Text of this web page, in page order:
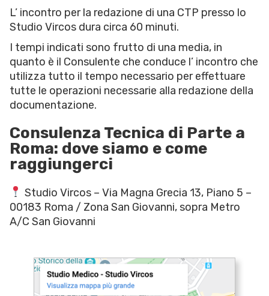
L’ incontro per la redazione di una CTP presso lo
Studio Vircos dura circa 60 minuti.
I tempi indicati sono frutto di una media, in
quanto è il Consulente che conduce l’ incontro che
utilizza tutto il tempo necessario per effettuare
tutte le operazioni necessarie alla redazione della
documentazione.
Consulenza Tecnica di Parte a
Roma: dove siamo e come
raggiungerci
Studio Vircos – Via Magna Grecia 13, Piano 5 –
00183 Roma / Zona San Giovanni, sopra Metro
A/C San Giovanni